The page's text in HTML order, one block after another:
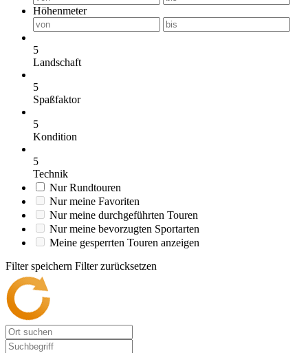
Höhenmeter
5
Landschaft
5
Spaßfaktor
5
Kondition
5
Technik
Nur Rundtouren
Nur meine Favoriten
Nur meine durchgeführten Touren
Nur meine bevorzugten Sportarten
Meine gesperrten Touren anzeigen
Filter speichern Filter zurücksetzen